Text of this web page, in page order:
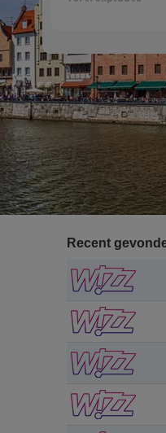
Recent